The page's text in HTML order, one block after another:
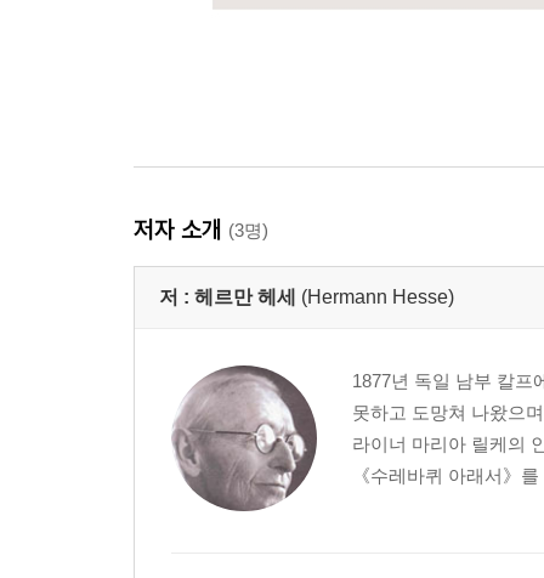
저자 소개 (3명)
저 : 헤르만 헤세 (Hermann Hesse)
1877년 독일 남부 칼프
못하고 도망쳐 나왔으
라이너 마리아 릴케의
《수레바퀴 아래서》